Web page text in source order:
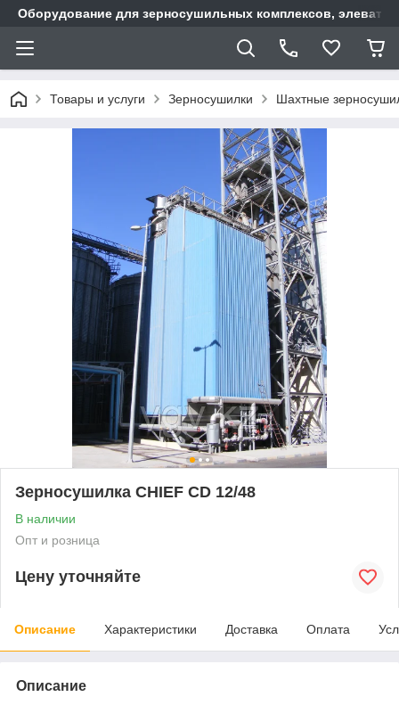
Оборудование для зерносушильных комплексов,
Товары и услуги Зерносушилки Шахтные
Зерносушилка CHIEF CD 12/48
В наличии
Опт и розница
Цену уточняйте
Описание Характеристики Доставка Оплата
Описание